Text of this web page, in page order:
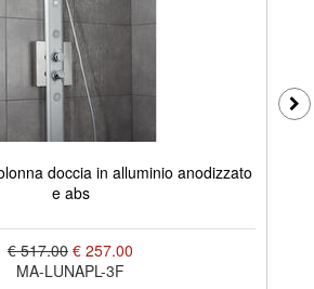
doccia in alluminio anodizzato
e abs
€ 517.00 € 257.00
MA-LUNAPL-3F